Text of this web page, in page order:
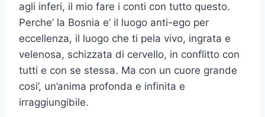
agli inferi, il mio fare i conti con tutto questo.
Perche’ la Bosnia e’ il luogo anti-ego per
eccellenza, il luogo che ti pela vivo, ingrata e
velenosa, schizzata di cervello, in conflitto con
tutti e con se stessa. Ma con un cuore grande
cosi’, un’anima profonda e infinita e
irraggiungibile.